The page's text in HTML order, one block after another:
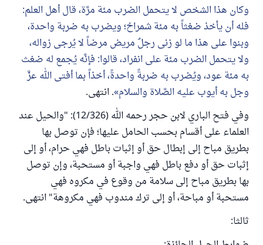
وكان هذا الشخص لا يتحمل الضرب مئة مرَّة، قال أهل العلم:
فله أن يأخذ ضغثاً به مئة شمراخ؛ ويضرب به ضربة واحدة،
وبنوا على هذا ما لو زنى رجلٌ مريض مرضاً لا يُرجى زواله،
ولا يتحمل الضرب مئة على انفراد، قالوا: فإنَّه يُجمع له ضغث
به مئة عود، ويُضرب به ضربةً واحدةً، أخذاً بما أفتى الله عزَّ
وجل به أيوب عليه الصَّلاة والسلام . انتهى.
وفي فتح الباري لابن حجر رحمه الله (12/326): "والحيل عند
العلماء على أقسام بحسب الحامل عليها؛ فإن توصل بها
بطريق مباح إلى إبطال حق أو إثبات باطل فهي حرام، أو إلى
إثبات حق أو دفع باطل فهي واجبة أو مستحبة، وإن توصل
بها بطريق مباح إلى سلامة من وقوع في مكروه فهي
مستحبة أو مباحة، أو إلى ترك مندوب فهي مكروهة" انتهى.
ثالثا: